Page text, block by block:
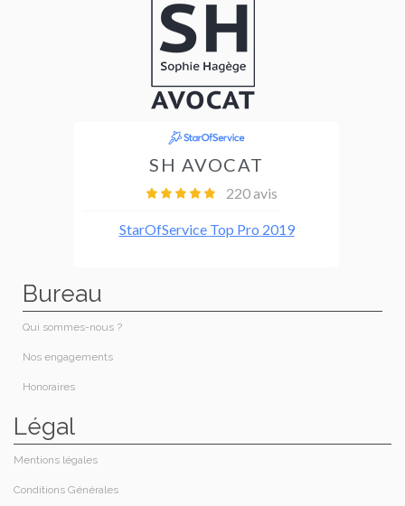
Bureau
Qui sommes-nous ?
Nos engagements
Honoraires​
Légal
Mentions légales
Conditions Générales